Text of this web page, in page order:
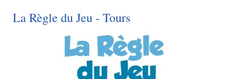
La Règle du Jeu - Tours